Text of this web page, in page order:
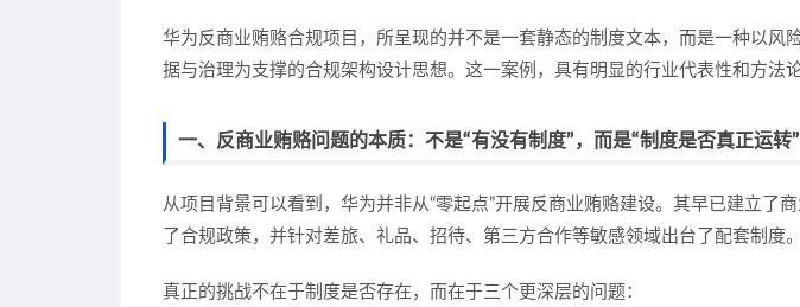
华为反商业贿赂合规项目，所呈现的并不是一套静态的制度文本，而是一种以风
据与治理为支撑的合规架构设计思想。这一案例，具有明显的行业代表性和方法论
一、反商业贿赂问题的本质：不是“有没有制度”，而是“制度是否真正运转”
从项目背景可以看到，华为并非从“零起点”开展反商业贿赂建设。其早已建立了
了合规政策，并针对差旅、礼品、招待、第三方合作等敏感领域出台了配套制度。
真正的挑战不在于制度是否存在，而在于三个更深层的问题：